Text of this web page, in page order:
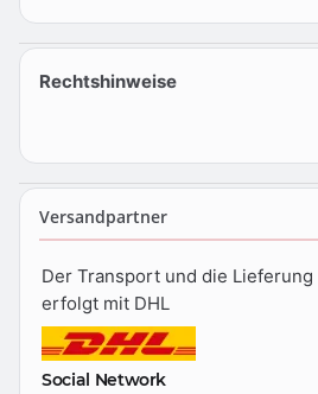
Rechtshinweise
Versandpartner
Der Transport und die
erfolgt mit DHL
Social Network